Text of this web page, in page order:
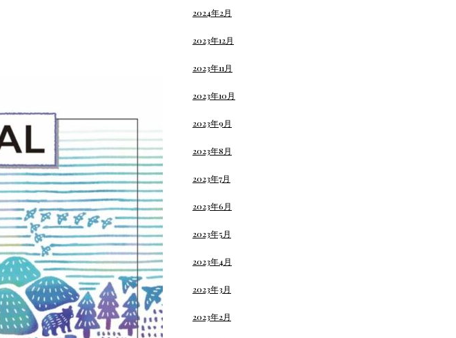
2024年2月
2023年12月
2023年11月
2023年10月
2023年9月
2023年8月
2023年7月
2023年6月
2023年5月
2023年4月
2023年3月
2023年2月